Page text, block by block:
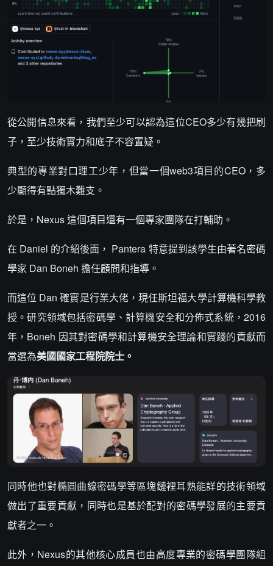
從公開信息來看，我們至少可以認為這位CEO多少有幾把刷
子，至少技術實力和底子不容置疑。
典型的專業對口理工少年，但當一個web3項目的CEO，多
少顯得有點獨木難支。
於是，Nexus 這個項目還有一個專家團隊在打輔助。
在 Daniel 的介紹後面， Pantera 特意提到該學生由著名密碼
學家 Dan Boneh 擔任顧問和指導。
而這位 Dan 確實是行業大佬，現任斯坦福大學計算機科學教
授。研究領域包括密碼學、計算機安全和分佈式系統，2016
年，Boneh 因其對密碼學和計算機安全理論和實踐的貢獻而
當選為美國國家工程院院士。
同時他也對橢圓曲線密碼學等區塊鏈裡耳熟能詳的技術領域
做出了重要貢獻，同時也是基於配對的密碼學發展的主要貢
獻者之一。
此外，Nexus的其他核心成員也由高度專業的密碼學團隊組